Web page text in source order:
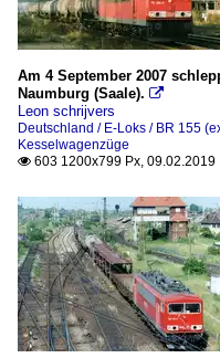
Am 4 September 2007
Naumburg (Saale). 
Leon schrijvers
Deutschland / E-Loks / BR 155
Kesselwagenzüge
 603 1200x799 Px, 09.02.2019